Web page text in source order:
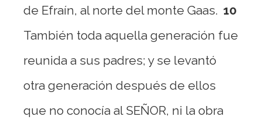
de Efraín, al norte del monte Gaas. 10
También toda aquella generación fue
reunida a sus padres; y se levantó
otra generación después de ellos
que no conocía al SEÑOR, ni la obra